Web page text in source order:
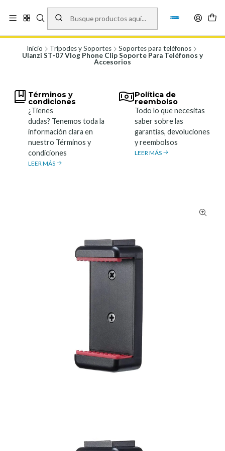
Vísita nuestro local en Los Agustinos 5478, Ñuñoa. Lunes a Viernes 9.30 a
19.00, Sábados 10:00 a 19:00 y Domingos de 10:00 a 17:00
Inicio Trípodes y Soportes
Soportes para teléfonos
Ulanzi ST-07 Vlog Phone Clip Soporte Para Teléfonos y
Accesorios
Términos y
condiciones
¿Tienes
dudas? Tenemos toda la
información clara en
nuestro Términos y
condiciones
LEER MÁS
Política de
reembolso
Todo lo que necesitas
saber sobre las
garantías, devoluciones
y reembolsos
LEER MÁS